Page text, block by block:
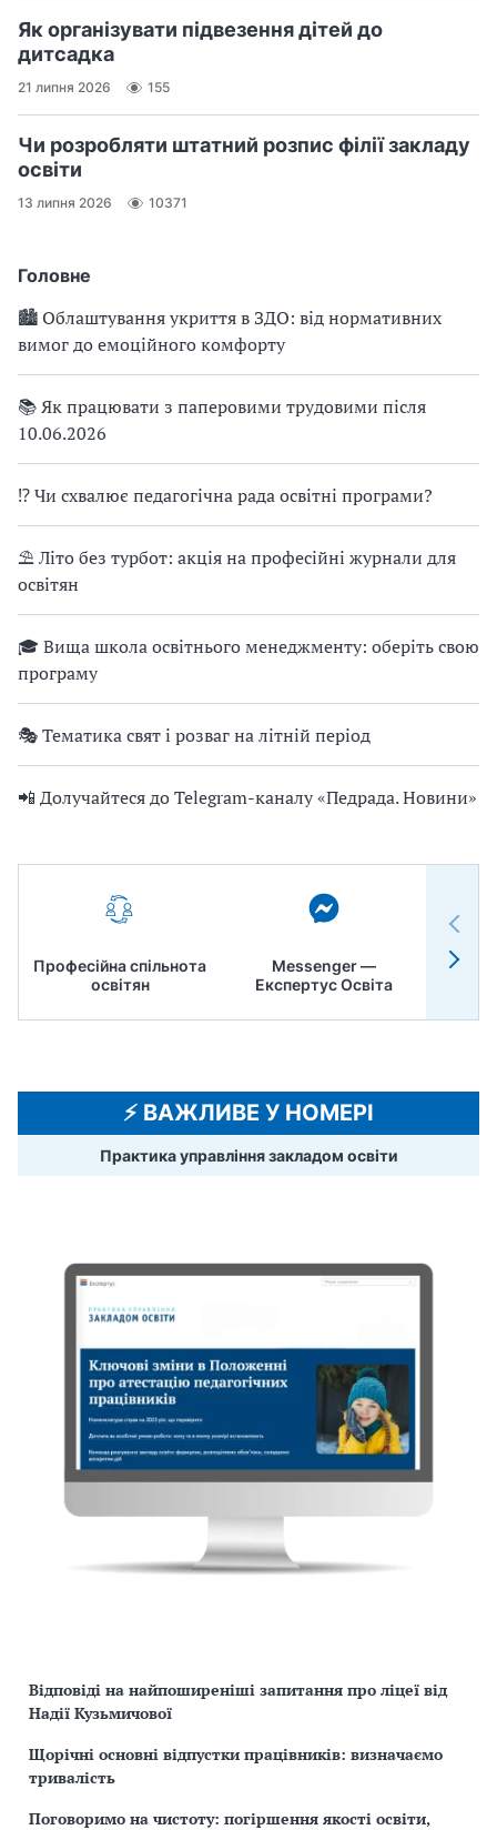
Головне
🏙 Облаштування укриття в ЗДО: від нормативних
вимог до емоційного комфорту
📚 Як працювати з паперовими трудовими після
10.06.2026
⁉ Чи схвалює педагогічна рада освітні програми?
⛱ Літо без турбот: акція на професійні журнали для
освітян
🎓 Вища школа освітнього менеджменту: оберіть свою
програму
🎭 Тематика свят і розваг на літній період
📲 Долучайтеся до Telegram-каналу «Педрада. Новини»
Професійна спільнота
освітян
Messenger —
Експертус Освіта
Як організувати підвезення дітей до
дитсадка
21 липня 2026 155
Чи розробляти штатний розпис філії закладу
освіти
13 липня 2026 10371
⚡️ ВАЖЛИВЕ У НОМЕРІ
Практика управління закладом освіти
Відповіді на найпоширеніші запитання про ліцеї від
Надії Кузьмичової
Щорічні основні відпустки працівників: визначаємо
тривалість
Поговоримо на чистоту: погіршення якості освіти,